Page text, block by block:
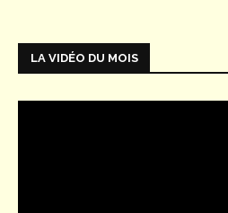
LA VIDÉO DU MOIS